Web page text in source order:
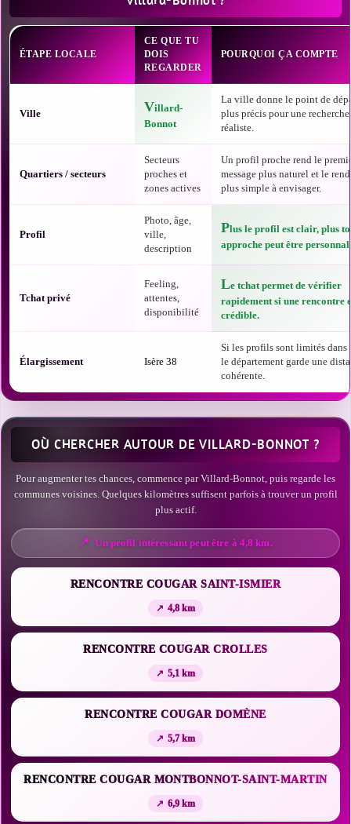
ÉTAPE LOCALE
CE QUE TU
DOIS
REGARDER
POURQUOI ÇA COMPTE
Ville Villard-
Bonnot
La ville donne le point de
plus précis pour une
réaliste.
Quartiers / secteurs
Secteurs
proches et
zones actives
Un profil proche rend le
message plus naturel et le
plus simple à envisager.
Profil
Photo, âge,
ville,
description
Plus le profil est clair, plus
approche peut être
Tchat privé
Feeling,
attentes,
disponibilité
Le tchat permet de vérifier
rapidement si une rencontre
crédible.
Élargissement Isère 38
Si les profils sont limités dans
le département garde une
cohérente.
OÙ CHERCHER AUTOUR DE VILLARD-BONNOT ?
Pour augmenter tes chances, commence par Villard-Bonnot, puis regarde les
communes voisines. Quelques kilomètres suffisent parfois à trouver un profil
plus actif.
Un profil intéressant peut être à 4,8 km.
RENCONTRE COUGAR SAINT-ISMIER
4,8 km
RENCONTRE COUGAR CROLLES
5,1 km
RENCONTRE COUGAR DOMÈNE
5,7 km
RENCONTRE COUGAR MONTBONNOT-SAINT-MARTIN
6,9 km